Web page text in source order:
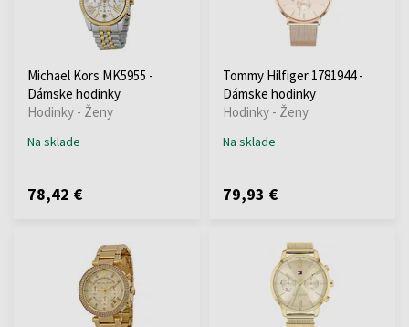
Michael Kors MK5955 -
Dámske hodinky
Hodinky - Ženy
Na sklade
78,42 €
Tommy Hilfiger 1781944 -
Dámske hodinky
Hodinky - Ženy
Na sklade
79,93 €